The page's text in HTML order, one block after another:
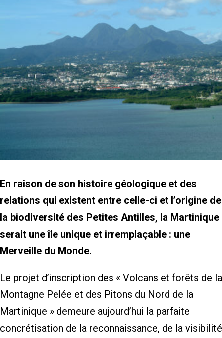
En raison de son histoire géologique et des
relations qui existent entre celle-ci et l’origine de
la biodiversité des Petites Antilles, la Martinique
serait une île unique et irremplaçable : une
Merveille du Monde.
Le projet d’inscription des « Volcans et forêts de la
Montagne Pelée et des Pitons du Nord de la
Martinique » demeure aujourd’hui la parfaite
concrétisation de la reconnaissance, de la visibilité